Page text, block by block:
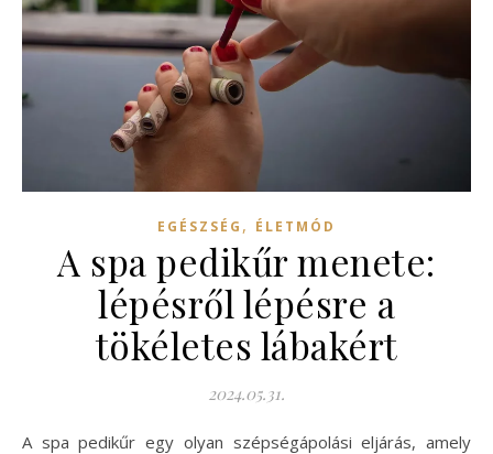
EGÉSZSÉG , ÉLETMÓD
A spa pedikűr menete:
lépésről lépésre a
tökéletes lábakért
2024.05.31.
A spa pedikűr egy olyan szépségápolási eljárás, amely